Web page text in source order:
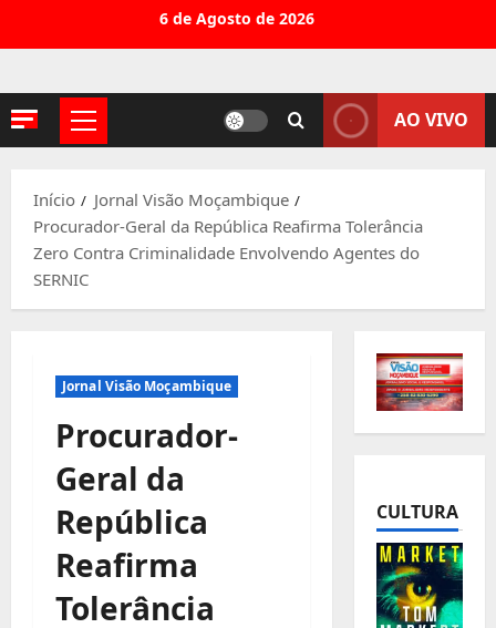
conteúdo
6 de Agosto de 2026
Menu
AO VIVO
Início
Jornal Visão Moçambique
Procurador-Geral da República Reafirma Tolerância
Zero Contra Criminalidade Envolvendo Agentes do
SERNIC
Jornal Visão Moçambique
Procurador-
Geral da
República
Reafirma
Tolerância
CULTURA